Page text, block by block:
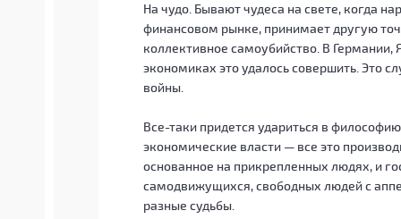
На чудо. Бывают чудеса на свете, когда
финансовом рынке, принимает другую
коллективное самоубийство. В Германии,
экономиках это удалось совершить. Это
войны.
Все-таки придется удариться в
экономические власти — все это
основанное на прикрепленных людях, и
самодвижущихся, свободных людей с
разные судьбы.